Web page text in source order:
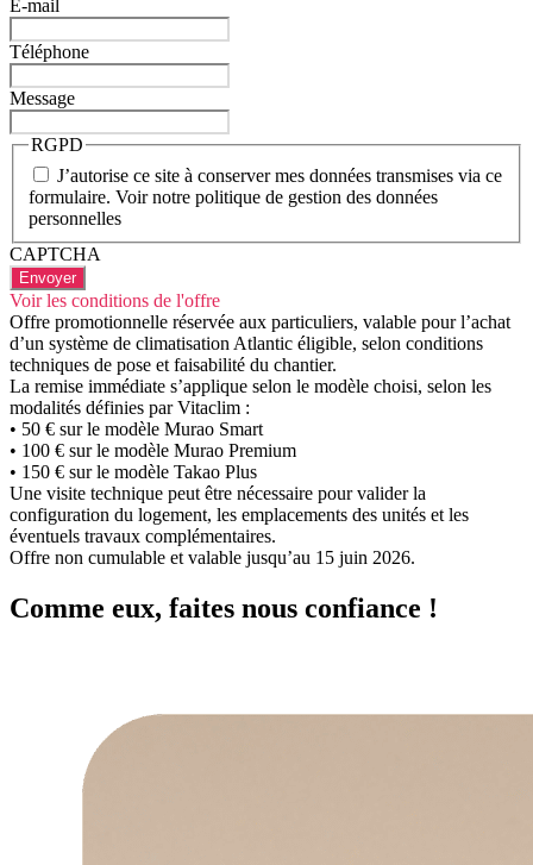
E-mail
Téléphone
Message
RGPD
J’autorise ce site à conserver mes données transmises via ce
formulaire. Voir notre politique de gestion des données
personnelles
CAPTCHA
Voir les conditions de l'offre
Offre promotionnelle réservée aux particuliers, valable pour l’achat
d’un système de climatisation Atlantic éligible, selon conditions
techniques de pose et faisabilité du chantier.
La remise immédiate s’applique selon le modèle choisi, selon les
modalités définies par Vitaclim :
• 50 € sur le modèle Murao Smart
• 100 € sur le modèle Murao Premium
• 150 € sur le modèle Takao Plus
Une visite technique peut être nécessaire pour valider la
configuration du logement, les emplacements des unités et les
éventuels travaux complémentaires.
Offre non cumulable et valable jusqu’au 15 juin 2026.
Comme eux, faites nous confiance !